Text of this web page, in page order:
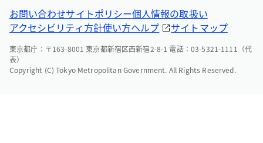
お問い合わせサイトポリシー個人情報の取扱い
アクセシビリティ方針使い方ヘルプ サイトマップ
東京都庁：〒163-8001 東京都新宿区西新宿2-8-1 電話：03-5321-1111（代
表）
Copyright (C) Tokyo Metropolitan Government. All Rights Reserved.